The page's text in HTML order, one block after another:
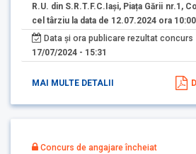
R.U. din S.R.T.F.C.Iași, Piața Gării nr.1,
cel târziu la data de 12.07.2024 ora 10:00
Data și ora publicare rezultat concurs
17/07/2024 - 15:31
MAI MULTE DETALII
Concurs de angajare încheiat